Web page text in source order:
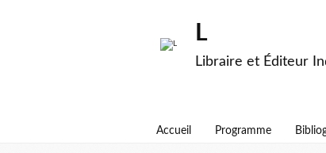
L
Libraire et Éditeur
Accueil Programme